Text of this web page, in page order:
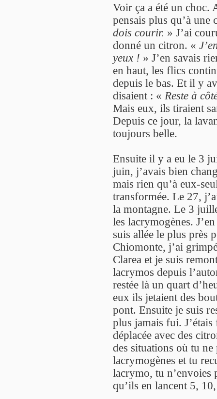
Voir ça a été un choc.
pensais plus qu’à une
dois courir. » J’ai
donné un citron. «
yeux ! » J’en savais
en haut, les flics
depuis le bas. Et il y
disaient : « Reste à
Mais eux, ils tiraient
Depuis ce jour, la
toujours belle.
Ensuite il y a eu le 3
juin, j’avais bien
mais rien qu’à eux-
transformée. Le 27,
la montagne. Le 3
les lacrymogènes.
suis allée le plus près
Chiomonte, j’ai
Clarea et je suis
lacrymos depuis
restée là un quart
eux ils jetaient des
pont. Ensuite je suis
plus jamais fui. J’étais
déplacée avec des
des situations où tu
lacrymogènes et tu
lacrymo, tu n’envoies
qu’ils en lancent 5,